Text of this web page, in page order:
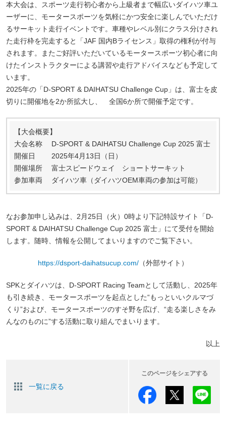
本大会は、スポーツ走行初心者から上級者まで幅広いダイハツ車ユ
ーザーに、モータースポーツを気軽にかつ安全に楽しんでいただけ
るサーキット走行イベントです。車種やレベル別にクラス分けされ
た走行枠を完走すると「JAF 国内Bライセンス」取得の権利が付与
されます。またご好評いただいているモータースポーツ初心者に向
けたインストラクターによる講習や走行アドバイスなども予定して
います。
2025年の「D-SPORT & DAIHATSU Challenge Cup」は、富士を皮
切りに開催地を2か所拡大し、 全国6か所で開催予定です。
【大会概要】
大会名称 D-SPORT & DAIHATSU Challenge Cup 2025 富士
開催日 2025年4月13日（日）
開催場所 富士スピードウェイ ショートサーキット
参加車両 ダイハツ車（ダイハツOEM車両の参加は可能）
なお参加申し込みは、2月25日（火）0時より下記特設サイト「D-
SPORT & DAIHATSU Challenge Cup 2025 富士」にて受付を開始
します。随時、情報を公開してまいりますのでご覧下さい。
https://dsport-daihatsucup.com/ （外部サイト）
SPKとダイハツは、D-SPORT Racing Teamとして活動し、2025年
も引き続き、モータースポーツを起点とした“もっといいクルマづ
くり”および、モータースポーツのすそ野を広げ、“走る楽しさをみ
んなのものに”する活動に取り組んでまいります。
以上
一覧に戻る
このページをシェアする